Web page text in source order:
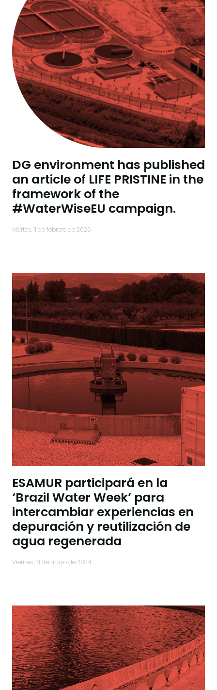
DG environment has published
an article of LIFE PRISTINE in the
framework of the
#WaterWiseEU campaign.
martes, 11 de febrero de 2025
ESAMUR participará en la
‘Brazil Water Week’ para
intercambiar experiencias en
depuración y reutilización de
agua regenerada
viernes, 31 de mayo de 2024